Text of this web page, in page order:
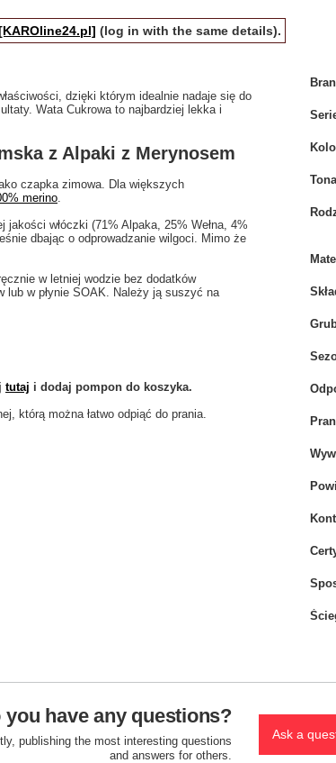
(log in with the same details).
dzięki którym idealnie nadaje się do
Wata Cukrowa to najbardziej lekka i
z Alpaki z Merynosem
czapka zimowa. Dla większych
merino.
jakości włóczki (71% Alpaka, 25% Wełna, 4%
dbając o odprowadzanie wilgoci. Mimo że
w letniej wodzie bez dodatków
lub w płynie SOAK. Należy ją suszyć na
tutaj i dodaj pompon do koszyka.
którą można łatwo odpiąć do prania.
have any questions?
publishing the most interesting questions
and answers for others.
Ask a